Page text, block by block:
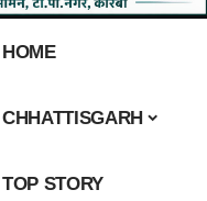
HOME
CHHATTISGARH
TOP STORY